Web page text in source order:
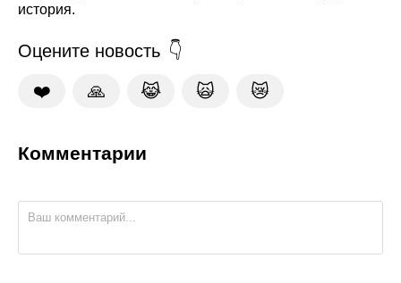
история.
Оцените новость
❤️ 🙏 😹 🙀 😿
Комментарии